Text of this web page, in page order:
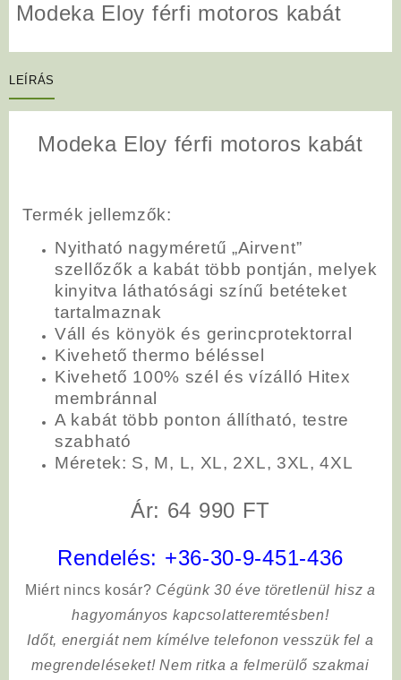
Modeka Eloy férfi motoros kabát
LEÍRÁS
Modeka Eloy férfi motoros kabát
Termék jellemzők:
Nyitható nagyméretű „Airvent”
szellőzők a kabát több pontján, melyek
kinyitva láthatósági színű betéteket
tartalmaznak
Váll és könyök és gerincprotektorral
Kivehető thermo béléssel
Kivehető 100% szél és vízálló Hitex
membránnal
A kabát több ponton állítható, testre
szabható
Méretek: S, M, L, XL, 2XL, 3XL, 4XL
Ár: 64 990 FT
Rendelés: +36-30-9-451-436
Miért nincs kosár? Cégünk 30 éve töretlenül hisz a
hagyományos kapcsolatteremtésben!
Időt, energiát nem kímélvetelefonon vesszük fel a
megrendeléseket! Nem ritka a felmerülő szakmai